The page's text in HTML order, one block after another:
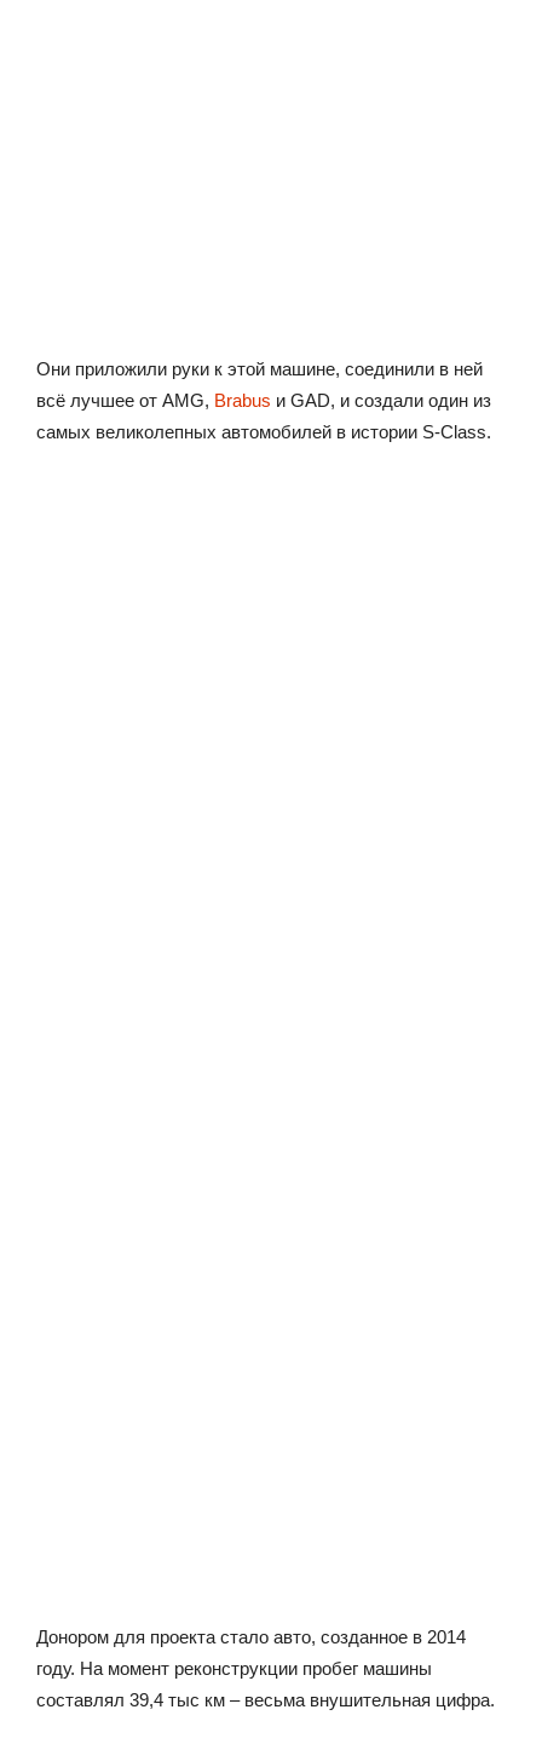
Они приложили руки к этой машине, соединили в ней
всё лучшее от AMG, Brabus и GAD, и создали один из
самых великолепных автомобилей в истории S-Class.
Донором для проекта стало авто, созданное в 2014
году. На момент реконструкции пробег машины
составлял 39,4 тыс км – весьма внушительная цифра.